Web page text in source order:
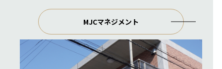
MJCマネジメント